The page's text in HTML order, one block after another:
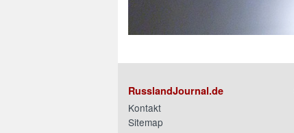
RusslandJournal.de
Kontakt
Sitemap